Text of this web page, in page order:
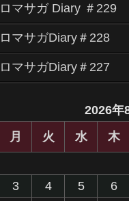
ロマサガ Diary ＃229
ロマサガDiary＃228
ロマサガDiary＃227
2026年
月
火 水 木
3
4 5 6